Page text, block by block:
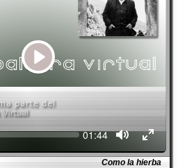
Play
Seek Current
01:44
Como la hierba